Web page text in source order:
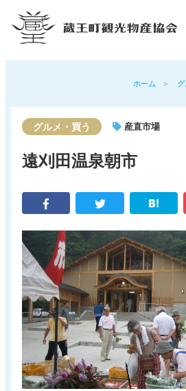
蔵王の魅力
グルメ・買う
アウトドア
新着情報 電子パ
蔵王町観光物産協会について サイト
リンク集 お問い
ホーム >
グルメ・買う 産直市場
遠刈田温泉朝市